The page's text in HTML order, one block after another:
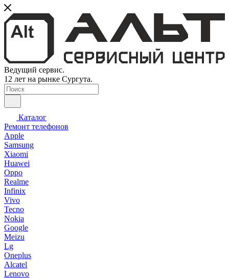
Ведущий сервис.
12 лет на рынке Сургута.
Каталог
Ремонт телефонов
Apple
Samsung
Xiaomi
Huawei
Oppo
Realme
Infinix
Vivo
Tecno
Nokia
Google
Meizu
Lg
Oneplus
Alcatel
Lenovo